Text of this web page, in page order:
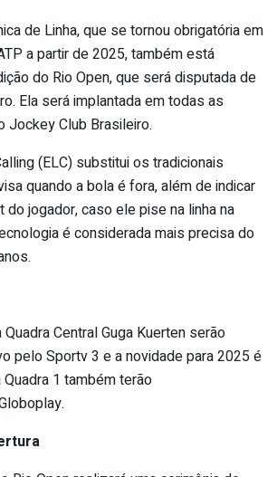
de Linha, que se tornou obrigatória em
a partir de 2025, também está
do Rio Open, que será disputada de
Ela será implantada em todas as
Jockey Club Brasileiro.
(ELC) substitui os tradicionais
quando a bola é fora, além de indicar
jogador, caso ele pise na linha na
é considerada mais precisa do
Central Guga Kuerten serão
pelo Sportv 3 e a novidade para 2025 é
1 também terão